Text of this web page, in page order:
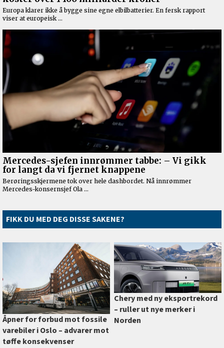
FIKK DU MED DEG DISSE SAKENE?
Åpner for forbud mot fossile
varebiler i Oslo –⁠ advarer mot
tøffe konsekvenser
Chery med ny eksportrekord
–⁠ ruller ut nye merker i
Norden